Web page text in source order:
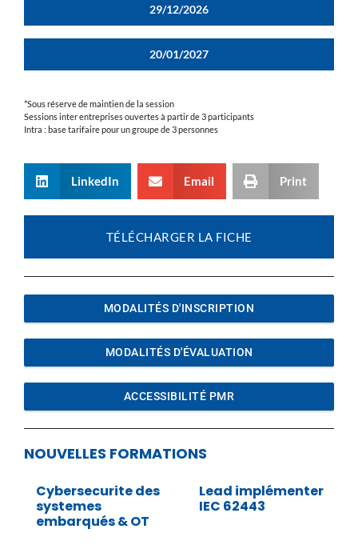
29/12/2026
20/01/2027
*Sous réserve de maintien de la session
Sessions inter entreprises ouvertes à partir de 3 participants
Intra : base tarifaire pour un groupe de 3 personnes
LinkedIn Email Print
TÉLÉCHARGER LA FICHE
MODALITÉS D'INSCRIPTION
MODALITÉS D'ÉVALUATION
ACCESSIBILITÉ PMR
NOUVELLES FORMATIONS
Cybersecurite des
systemes
embarqués & OT
Lead implémenter
IEC 62443